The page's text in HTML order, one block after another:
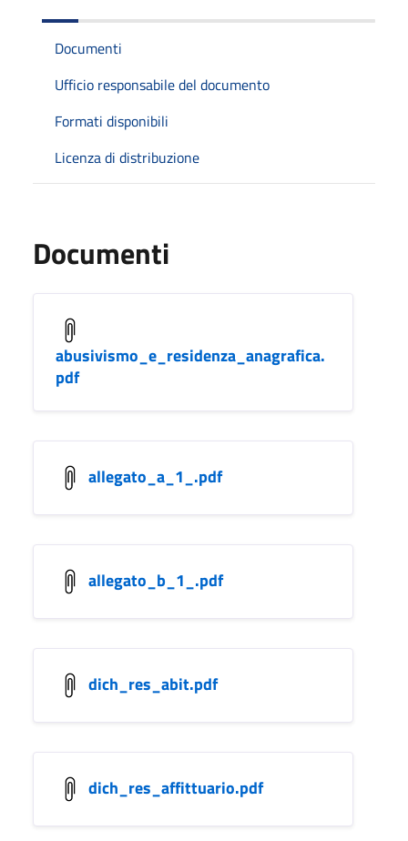
Documenti
Ufficio responsabile del documento
Formati disponibili
Licenza di distribuzione
Documenti
abusivismo_e_residenza_anagrafica.
pdf
allegato_a_1_.pdf
allegato_b_1_.pdf
dich_res_abit.pdf
dich_res_affittuario.pdf